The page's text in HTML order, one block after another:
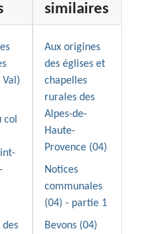
Val)
col
des
similaires
Aux origines
des églises et
chapelles
rurales des
Alpes-de-
Haute-
Provence (04)
Notices
communales
(04) - partie 1
Bevons (04)